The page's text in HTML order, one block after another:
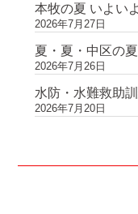
本牧の夏 いよいよ
2026年7月27日
夏・夏・中区の
2026年7月26日
水防・水難救助
2026年7月20日